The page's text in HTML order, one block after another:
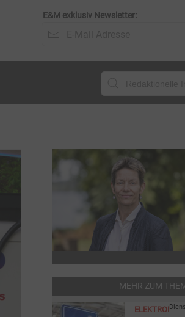
E&M exklusiv Newsletter:
MEHR ZUM